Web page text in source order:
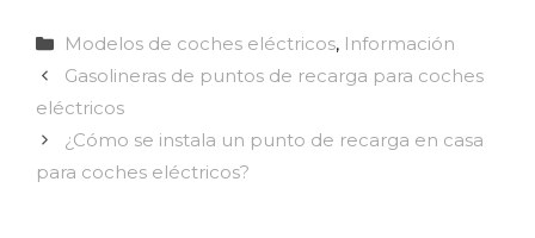
Categorías
Modelos de coches eléctricos, Información
Gasolineras de puntos de recarga para coches
eléctricos
¿Cómo se instala un punto de recarga en casa
para coches eléctricos?